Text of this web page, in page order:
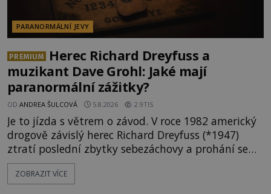
PARANORMÁLNÍ JEVY
PREMIUM
Herec Richard Dreyfuss a
muzikant Dave Grohl: Jaké mají
paranormální zážitky?
OD ANDREA ŠULCOVÁ 5.8.2026 2.9TIS
Je to jízda s větrem o závod. V roce 1982 americký
drogově závislý herec Richard Dreyfuss (*1947)
ztratí poslední zbytky sebezáchovy a prohání se
po silnicích ve svém mercedesu jako utržený ze
řetězu. Vše vyvrcholí katastrofou, když to Dreyfuss
ZOBRAZIT VÍCE